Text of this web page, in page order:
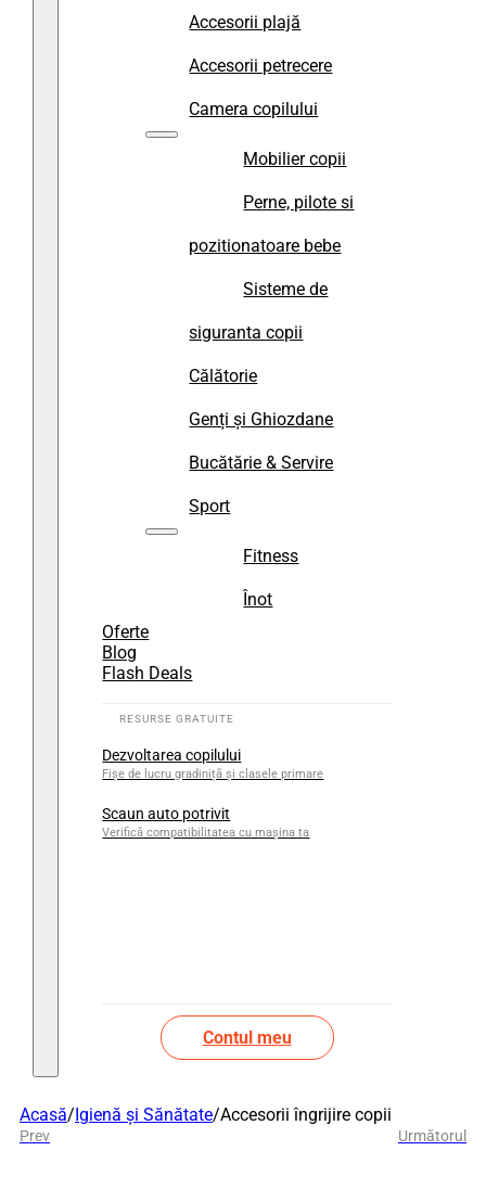
Accesorii plajă
Accesorii petrecere
Camera copilului
Mobilier copii
Perne, pilote si
pozitionatoare bebe
Sisteme de
siguranta copii
Călătorie
Genți și Ghiozdane
Bucătărie & Servire
Sport
Fitness
Înot
Oferte
Blog
Flash Deals
Dezvoltarea copilului
Fișe de lucru gradiniță și clasele primare
Scaun auto potrivit
Verifică compatibilitatea cu mașina ta
Contul meu
Acasă/Igienă și Sănătate/Accesorii îngrijire copii
Prev Următorul